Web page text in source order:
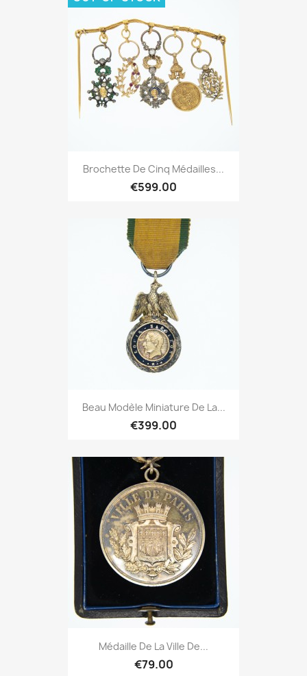
Brochette De Cinq Médailles...
€599.00
Beau Modèle Miniature De La...
€399.00
Médaille De La Ville De...
€79.00